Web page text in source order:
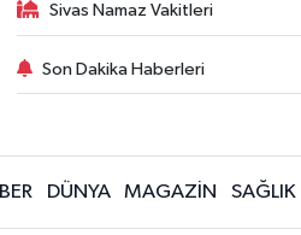
Sivas Namaz Vakitleri
Son Dakika Haberleri
DÜNYA MAGAZİN SAĞLIK